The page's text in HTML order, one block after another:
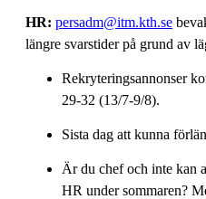
HR: persadm@itm.kth.se
längre svarstider på grund av
Rekryteringsannonser
29-32 (13/7-9/8).
Sista dag att kunna
Är du chef och inte kan
HR under sommaren?